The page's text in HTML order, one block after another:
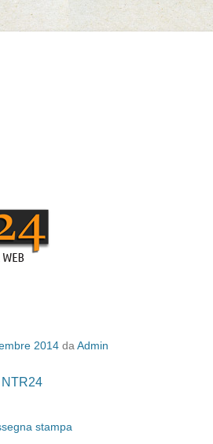
2014 da Admin
NTR24
stampa